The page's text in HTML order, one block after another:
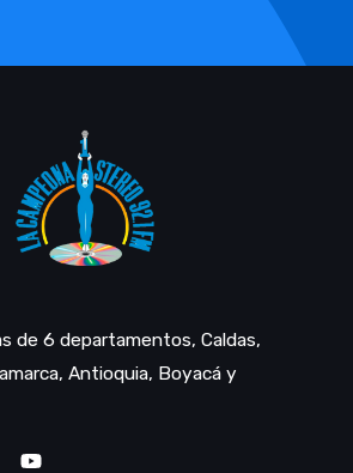
de 6 departamentos, Caldas,
Antioquia, Boyacá y